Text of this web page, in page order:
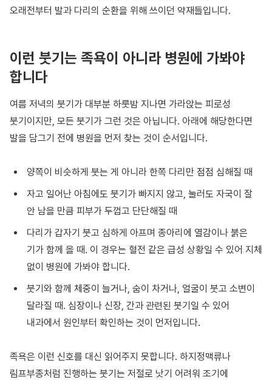
오래전부터 발과 다리의 순환을 위해 쓰이던 약재들입니다.
이런 붓기는 족욕이 아니라 병원에 가봐야
합니다
여름 저녁의 붓기가 대부분 하룻밤 지나면 가라앉는 피로성
붓기이지만, 모든 붓기가 그런 것은 아닙니다. 아래에 해당한다면
발을 담그기 전에 병원을 먼저 찾는 것이 순서입니다.
양쪽이 비슷하게 붓는 게 아니라 한쪽 다리만 점점 심해질 때
자고 일어난 아침에도 붓기가 빠지지 않고, 눌러도 자국이 잘
안 남을 만큼 피부가 두껍고 단단해질 때
다리가 갑자기 붓고 심하게 아프며 종아리에 열감이나 붉은
기가 함께 올 때. 이 경우는 혈전 같은 급성 상황일 수 있어 지체
없이 병원에 가봐야 합니다.
붓기와 함께 체중이 늘거나, 숨이 차거나, 얼굴이 붓고 소변이
달라질 때. 심장이나 신장, 간과 관련된 붓기일 수 있어
내과에서 원인부터 확인하는 것이 먼저입니다.
족욕은 이런 신호를 대신 읽어주지 못합니다. 하지정맥류나
림프부종처럼 진행하는 붓기는 저절로 낫기 어려워 조기에